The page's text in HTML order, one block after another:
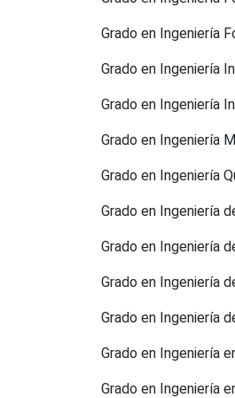
Grado en Ingeniería
Grado en Ingeniería
Grado en Ingeniería
Grado en Ingeniería
Grado en Ingeniería
Grado en Ingeniería
Grado en Ingeniería
Grado en Ingeniería
Grado en Ingeniería
Grado en Ingeniería
Grado en Ingeniería